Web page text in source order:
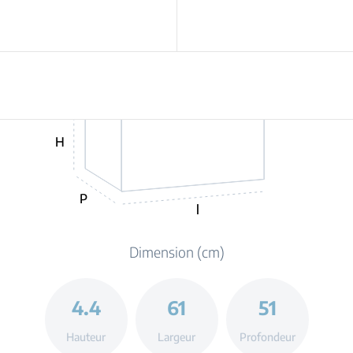
H
P
Dimension (cm)
4.4
Hauteur
61
Largeur
51
Profondeur